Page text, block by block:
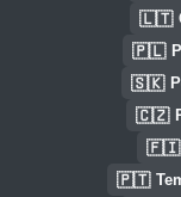
🇱🇹
🇵🇱
🇸🇰
🇨🇿
🇫🇮
🇵🇹